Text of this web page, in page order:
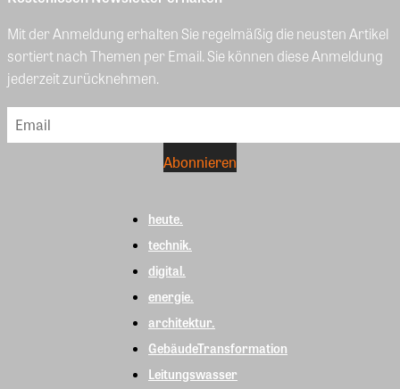
Mit der Anmeldung erhalten Sie regelmäßig die neusten Artikel
sortiert nach Themen per Email. Sie können diese Anmeldung
jederzeit zurücknehmen.
heute.
technik.
digital.
energie.
architektur.
GebäudeTransformation
Leitungswasser